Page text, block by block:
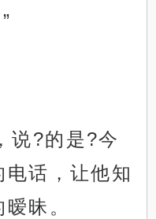
说?的是?今
话，让他知
昧。